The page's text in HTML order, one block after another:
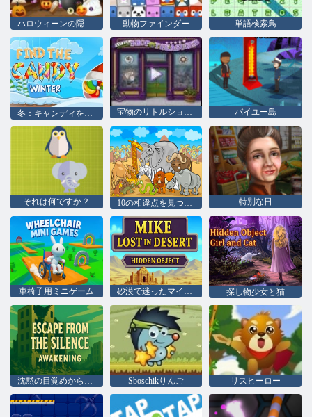
ハロウィーンの隠しオブジェクト 動物ファインダー 単語検索鳥
宝物のリトルショップ バイユー島
それは何ですか？ 特別な日
車椅子用ミニゲーム 砂漠で迷ったマイクの隠しアイテム 探し物少女と猫
沈黙の目覚めからの脱出 Sboschikりんご リスヒーロー